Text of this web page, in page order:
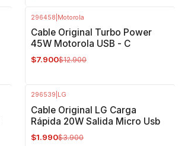
296458 Motorola
Cable Original Turbo Power
45W Motorola USB - C
$7.900$12.900
296539 LG
Cable Original LG Carga
Rápida 20W Salida Micro Usb
$1.990$3.900